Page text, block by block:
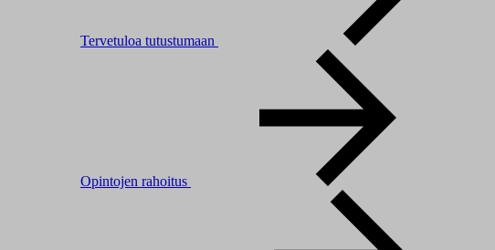
Tervetuloa tutustumaan
Opintojen rahoitus